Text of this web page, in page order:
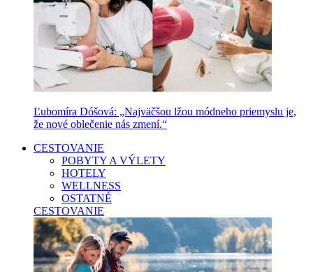
Ľubomíra Dóšová: „Najväčšou lžou módneho priemyslu je,
že nové oblečenie nás zmení.“
CESTOVANIE
POBYTY A VÝLETY
HOTELY
WELLNESS
OSTATNÉ
CESTOVANIE